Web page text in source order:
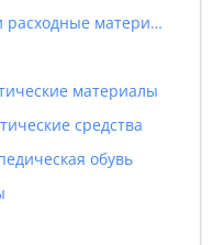
Лабораторное оборудование и расходные материалы
материалы
средства
обувь